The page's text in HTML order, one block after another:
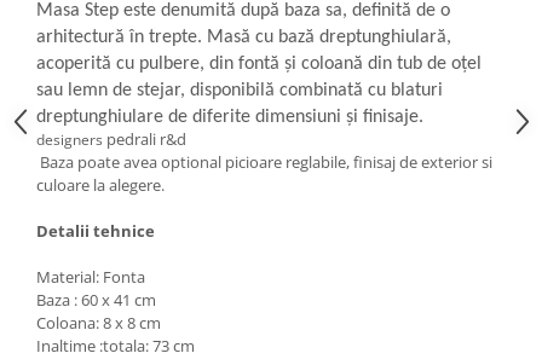
Masa Step este denumită după baza sa, definită de o
arhitectură în trepte. Masă cu bază dreptunghiulară,
acoperită cu pulbere, din fontă și coloană din tub de oțel
sau lemn de stejar, disponibilă combinată cu blaturi
dreptunghiulare de diferite dimensiuni și finisaje.
designers pedrali r&d
Baza poate avea optional picioare reglabile, finisaj de exterior si
culoare la alegere.
Detalii tehnice
Material: Fonta
Baza : 60 x 41 cm
Coloana: 8 x 8 cm
Inaltime :totala: 73 cm